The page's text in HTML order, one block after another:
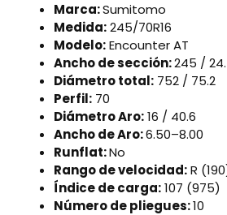
Marca:Sumitomo
Medida:245/70R16
Modelo:Encounter AT
Ancho de sección:245 /
Diámetro total: 752 / 75.2
Perfil: 70
Diámetro Aro:16 / 40.6
Ancho de Aro:6.50–8.00
Runflat:No
Rango de velocidad:R
Índice de carga:107 (975)
Número de pliegues:10